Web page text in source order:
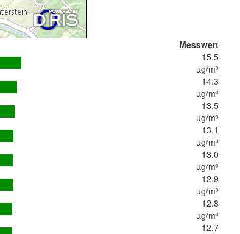
Messwert
15.5
µg/m³
14.3
µg/m³
13.5
µg/m³
13.1
µg/m³
13.0
µg/m³
12.9
µg/m³
12.8
µg/m³
12.7